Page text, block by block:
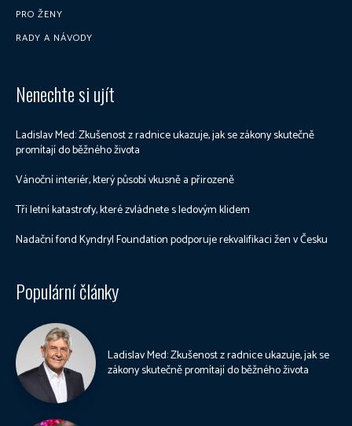
PRO ŽENY
RADY A NÁVODY
Nenechte si ujít
Ladislav Med: Zkušenost z radnice ukazuje, jak se zákony skutečně
promítají do běžného života
Vánoční interiér, který působí vkusně a přirozeně
Tři letní katastrofy, které zvládnete s ledovým klidem
Nadační fond Kyndryl Foundation podporuje rekvalifikaci žen v Česku
Populární články
Ladislav Med: Zkušenost z radnice ukazuje, jak se
zákony skutečně promítají do běžného života